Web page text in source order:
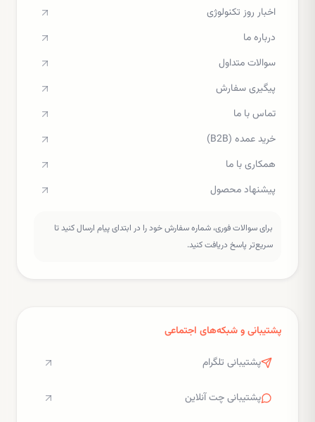
اخبار روز تکنولوژی
درباره ما
سوالات متداول
پیگیری سفارش
تماس با ما
خرید عمده (B2B)
همکاری با ما
پیشنهاد محصول
برای سوالات فوری، شماره سفارش خود را در ابتدای پیام ارسال کنید تا
سریع‌تر پاسخ دریافت کنید.
پشتیبانی و شبکه‌های اجتماعی
پشتیبانی تلگرام
پشتیبانی چت آنلاین